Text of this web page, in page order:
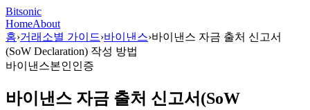
Bitsonic
HomeAbout
홈›거래소별 가이드›바이낸스›바이낸스 자금 출처 신고서
(SoW Declaration) 작성 방법
바이낸스본인인증
바이낸스 자금 출처 신고서(SoW